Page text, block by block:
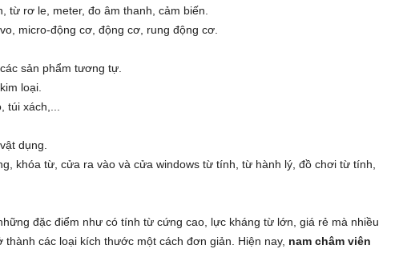
từ rơ le, meter, đo âm thanh, cảm biến.
micro-động cơ, động cơ, rung động cơ.
sản phẩm tương tự.
loại.
túi xách,...
dụng.
khóa từ, cửa ra vào và cửa windows từ tính, từ hành lý, đồ chơi từ tính,
đặc điểm như có tính từ cứng cao, lực kháng từ lớn, giá rẻ mà nhiều
thành các loại kích thước một cách đơn giản. Hiện nay, nam châm viên